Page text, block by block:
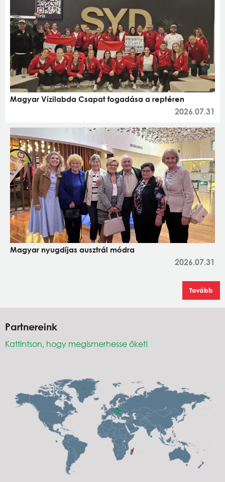
Magyar Vízilabda Csapat fogadása a reptéren
2026.07.31
Magyar nyugdíjas ausztrál módra
2026.07.31
Tovább
Partnereink
Kattintson, hogy megismerhesse őket!